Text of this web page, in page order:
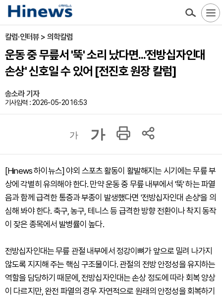
칼럼·인터뷰 > 의학칼럼
운동 중 무릎서 '뚝' 소리 났다면...'전방십자인대
손상' 신호일 수 있어 [전진호 원장 칼럼]
송소라 기자
기사입력 : 2026-05-20 16:53
가 가
[Hinews 하이뉴스] 야외 스포츠 활동이 활발해지는 시기에는 무릎 부
상에 각별히 유의해야 한다. 만약 운동 중 무릎 내부에서 '뚝' 하는 파열
음과 함께 급격한 통증과 부종이 발생했다면 '전방십자인대 손상'을 의
심해 봐야 한다. 축구, 농구, 테니스 등 급격한 방향 전환이나 착지 동작
이 잦은 종목에서 발병률이 높다.
전방십자인대는 무릎 관절 내부에서 정강이뼈가 앞으로 밀려 나가지
않도록 지지해 주는 핵심 구조물이다. 관절의 전방 안정성을 유지하는
역할을 담당하기 때문에, 전방십자인대는 손상 정도에 따라 회복 양상
이 다르지만, 완전 파열의 경우 자연적으로 원래의 안정성을 회복하기